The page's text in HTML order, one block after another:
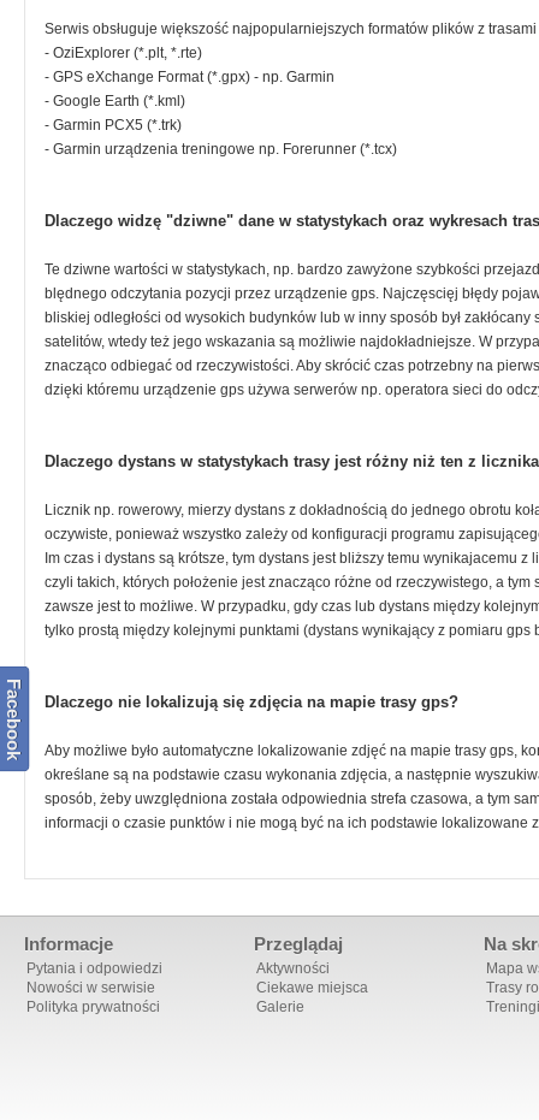
Serwis obsługuje większość najpopularniejszych formatów plików z
- OziExplorer (*.plt, *.rte)
- GPS eXchange Format (*.gpx) - np. Garmin
- Google Earth (*.kml)
- Garmin PCX5 (*.trk)
- Garmin urządzenia treningowe np. Forerunner (*.tcx)
Dlaczego widzę "dziwne" dane w statystykach oraz wykresach
Te dziwne wartości w statystykach, np. bardzo zawyżone szybkości
blędnego odczytania pozycji przez urządzenie gps. Najczęscięj błędy
bliskiej odległości od wysokich budynków lub w inny sposób był
satelitów, wtedy też jego wskazania są możliwie najdokładniejsze. W
znacząco odbiegać od rzeczywistości. Aby skrócić czas potrzebny na
dzięki któremu urządzenie gps używa serwerów np. operatora sieci do
Dlaczego dystans w statystykach trasy jest różny niż ten z
Licznik np. rowerowy, mierzy dystans z dokładnością do jednego obrotu
oczywiste, ponieważ wszystko zależy od konfiguracji programu
Im czas i dystans są krótsze, tym dystans jest bliższy temu wynikajacemu
czyli takich, których położenie jest znacząco różne od rzeczywistego, a
zawsze jest to możliwe. W przypadku, gdy czas lub dystans między
tylko prostą między kolejnymi punktami (dystans wynikający z pomiaru gps
Dlaczego nie lokalizują się zdjęcia na mapie trasy gps?
Aby możliwe było automatyczne lokalizowanie zdjęć na mapie trasy gps,
określane są na podstawie czasu wykonania zdjęcia, a następnie
sposób, żeby uwzględniona została odpowiednia strefa czasowa, a tym
informacji o czasie punktów i nie mogą być na ich podstawie lokalizowane
Informacje
Pytania i odpowiedzi
Nowości w serwisie
Polityka prywatności
Przeglądaj
Aktywności
Ciekawe miejsca
Galerie
Na
Mapa
Trasy
Facebook